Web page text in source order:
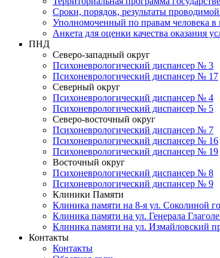
Сроки, порядок, результаты
Уполномоченный по правам человека в
Анкета для оценки качества оказания
ПНД
Северо-западный округ
Психоневрологический диспансер № 3
Психоневрологический диспансер № 17
Северный округ
Психоневрологический диспансер № 4
Психоневрологический диспансер № 5
Северо-восточный округ
Психоневрологический диспансер № 7
Психоневрологический диспансер № 16
Психоневрологический диспансер № 19
Восточный округ
Психоневрологический диспансер № 8
Психоневрологический диспансер № 9
Клиники Памяти
Клиника памяти на 8-я ул. Соколиной
Клиника памяти на ул. Генерала
Клиника памяти на ул. Измайловский
Контакты
Контакты